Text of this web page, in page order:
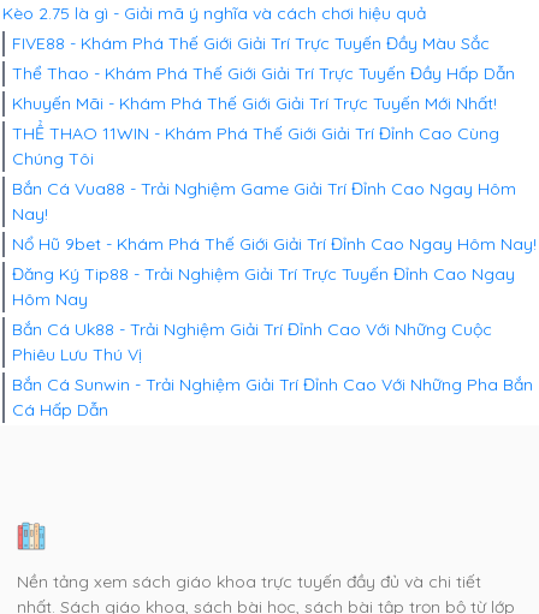
Kèo 2.75 là gì - Giải mã ý nghĩa và cách chơi hiệu quả
FIVE88 - Khám Phá Thế Giới Giải Trí Trực Tuyến Đầy Màu Sắc
Thể Thao - Khám Phá Thế Giới Giải Trí Trực Tuyến Đầy Hấp Dẫn
Khuyến Mãi - Khám Phá Thế Giới Giải Trí Trực Tuyến Mới Nhất!
THỂ THAO 11WIN - Khám Phá Thế Giới Giải Trí Đỉnh Cao Cùng
Chúng Tôi
Bắn Cá Vua88 - Trải Nghiệm Game Giải Trí Đỉnh Cao Ngay Hôm
Nay!
Nổ Hũ 9bet - Khám Phá Thế Giới Giải Trí Đỉnh Cao Ngay Hôm Nay!
Đăng Ký Tip88 - Trải Nghiệm Giải Trí Trực Tuyến Đỉnh Cao Ngay
Hôm Nay
Bắn Cá Uk88 - Trải Nghiệm Giải Trí Đỉnh Cao Với Những Cuộc
Phiêu Lưu Thú Vị
Bắn Cá Sunwin - Trải Nghiệm Giải Trí Đỉnh Cao Với Những Pha Bắn
Cá Hấp Dẫn
Nền tảng xem sách giáo khoa trực tuyến đầy đủ và chi tiết
nhất. Sách giáo khoa, sách bài học, sách bài tập trọn bộ từ lớp